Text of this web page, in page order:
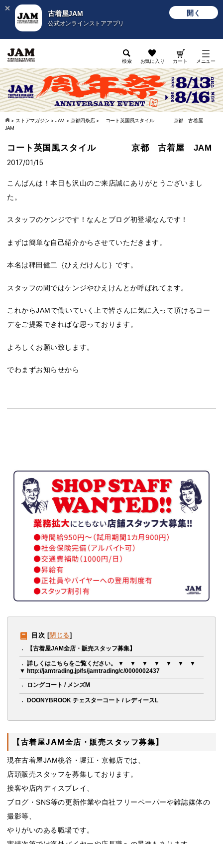
古着屋JAM
公式オンラインストアアプリ
開く
検索 お気に入り カート メニュー
> ストアマガジン > JAM > 京都四条店>
コート英国風スタイル 京都 古着屋
JAM
コート英国風スタイル 京都 古着屋 JAM
2017/01/15
こんばんは！本日も沢山のご来店誠にありがとうございまし
た。
スタッフのケンジです！なんとブログ初登場なんです！
まずは簡単な自己紹介からさせていただきます。
本名は稗田健二｛ひえだけんじ｝です。
スタッフの間ではケンジやひえけんとか呼ばれてます。
これからJAMで働いていく上で皆さんに気に入って頂けるコー
デをご提案できればな思っております。
よろしくお願い致します。
でわまずお知らせから
目次 [閉じる]
【古着屋JAM全店・販売スタッフ募集】
詳しくはこちらをご覧ください。 ▼ ▼ ▼ ▼ ▼ ▼ ▼
▼ http://jamtrading.jp/fs/jamtrading/c/0000002437
ロングコート / メンズM
DOONYBROOK チェスターコート / レディースL
【古着屋JAM全店・販売スタッフ募集】
現在古着屋JAM桃谷・堀江・京都店では、
店頭販売スタッフを募集しております。
接客や店内ディスプレイ、
ブログ・SNS等の更新作業や自社フリーペーパーや雑誌媒体の
撮影等、
やりがいのある職場です。